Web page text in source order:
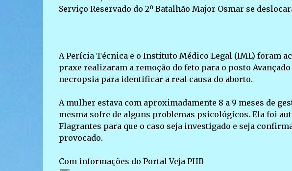
Serviço Reservado do 2º Batalhão Major Osmar se
A Perícia Técnica e o Instituto Médico Legal (IML) foram
praxe realizaram a remoção do feto para o posto
necropsia para identificar a real causa do aborto.
A mulher estava com aproximadamente 8 a 9 meses de
mesma sofre de alguns problemas psicológicos. Ela foi
Flagrantes para que o caso seja investigado e seja
provocado.
Com informações do Portal Veja PHB